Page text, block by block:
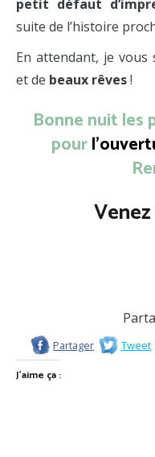
petit défaut
suite de l’histoire
En attendant, je
et de beaux rêves!
Bonne nuit les
pour
Partager Tweet
J’aime ça :